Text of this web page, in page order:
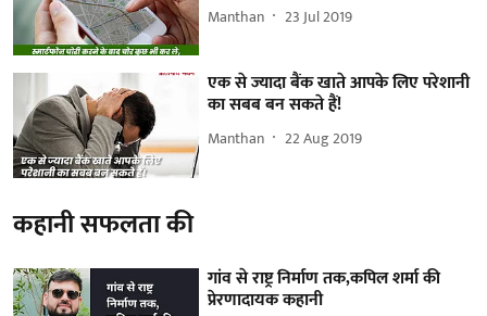
Manthan 23 Jul 2019
एक से ज्यादा बैंक खाते आपके लिए परेशानी
का सबब बन सकते हैं!
Manthan 22 Aug 2019
कहानी सफलता की
गांव से राष्ट्र निर्माण तक,कपिल शर्मा की
प्रेरणादायक कहानी